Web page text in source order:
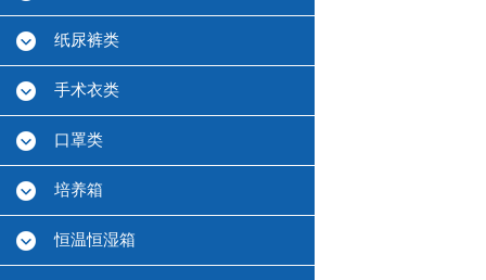
纸尿裤类
手术衣类
口罩类
培养箱
恒温恒湿箱